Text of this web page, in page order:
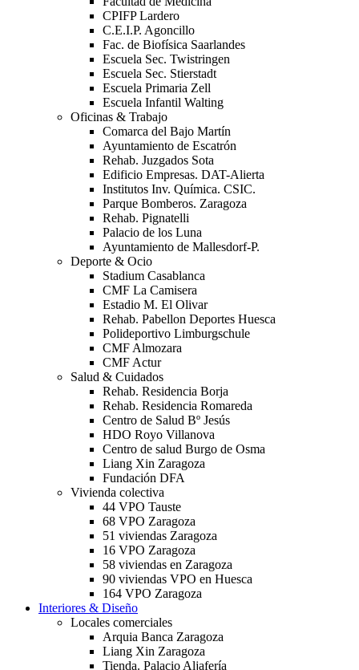
CPIFP Lardero
C.E.I.P. Agoncillo
Fac. de Biofísica Saarlandes
Escuela Sec. Twistringen
Escuela Sec. Stierstadt
Escuela Primaria Zell
Escuela Infantil Walting
Oficinas & Trabajo
Comarca del Bajo Martín
Ayuntamiento de Escatrón
Rehab. Juzgados Sota
Edificio Empresas. DAT-Alierta
Institutos Inv. Química. CSIC.
Parque Bomberos. Zaragoza
Rehab. Pignatelli
Palacio de los Luna
Ayuntamiento de Mallesdorf-P.
Deporte & Ocio
Stadium Casablanca
CMF La Camisera
Estadio M. El Olivar
Rehab. Pabellon Deportes Huesca
Polideportivo Limburgschule
CMF Almozara
CMF Actur
Salud & Cuidados
Rehab. Residencia Borja
Rehab. Residencia Romareda
Centro de Salud Bº Jesús
HDO Royo Villanova
Centro de salud Burgo de Osma
Liang Xin Zaragoza
Fundación DFA
Vivienda colectiva
44 VPO Tauste
68 VPO Zaragoza
51 viviendas Zaragoza
16 VPO Zaragoza
58 viviendas en Zaragoza
90 viviendas VPO en Huesca
164 VPO Zaragoza
Interiores & Diseño
Locales comerciales
Arquia Banca Zaragoza
Liang Xin Zaragoza
Tienda. Palacio Aljafería